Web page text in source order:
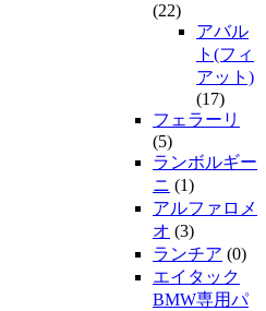
(22)
アバル
ト(フィ
アット)
(17)
フェラーリ
(5)
ランボルギー
ニ (1)
アルファロメ
オ (3)
ランチア (0)
エイタック
BMW専用パ